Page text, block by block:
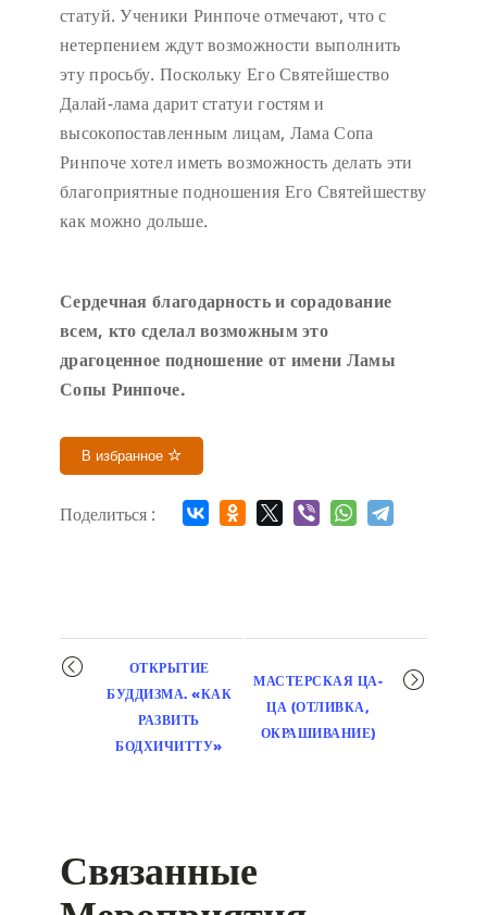
статуй. Ученики Ринпоче отмечают, что с
нетерпением ждут возможности выполнить
эту просьбу. Поскольку Его Святейшество
Далай-лама дарит статуи гостям и
высокопоставленным лицам, Лама Сопа
Ринпоче хотел иметь возможность делать эти
благоприятные подношения Его Святейшеству
как можно дольше.
Сердечная благодарность и сорадование
всем, кто сделал возможным это
драгоценное подношение от имени Ламы
Сопы Ринпоче.
В избранное
Поделиться :
Мероприятие
навигация
ОТКРЫТИЕ
БУДДИЗМА. «КАК
РАЗВИТЬ
БОДХИЧИТТУ»
МАСТЕРСКАЯ ЦА-
ЦА (ОТЛИВКА,
ОКРАШИВАНИЕ)
Связанные